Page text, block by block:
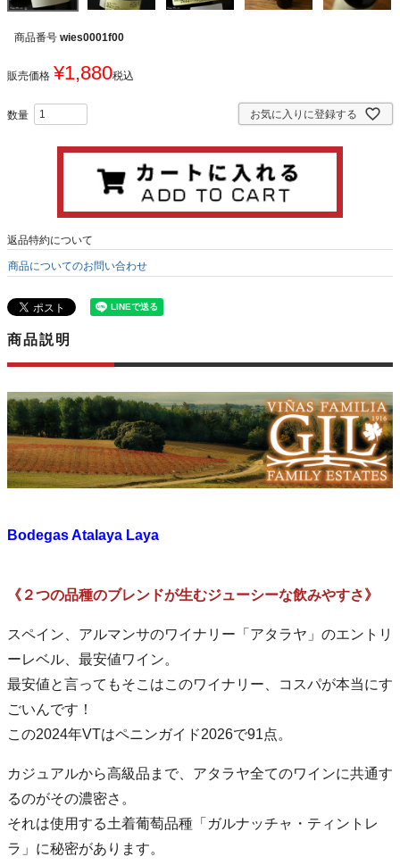
商品番号 wies0001f00
販売価格 ¥1,880税込
お気に入りに登録する
返品特約について
商品についてのお問い合わせ
商品説明
Bodegas Atalaya Laya
《２つの品種のブレンドが生むジューシーな飲みやすさ》
スペイン、アルマンサのワイナリー「アタラヤ」のエントリ
ーレベル、最安値ワイン。
最安値と言ってもそこはこのワイナリー、コスパが本当にす
ごいんです！
この2024年VTはペニンガイド2026で91点。
カジュアルから高級品まで、アタラヤ全てのワインに共通す
るのがその濃密さ。
それは使用する土着葡萄品種「ガルナッチャ・ティントレ
ラ」に秘密があります。